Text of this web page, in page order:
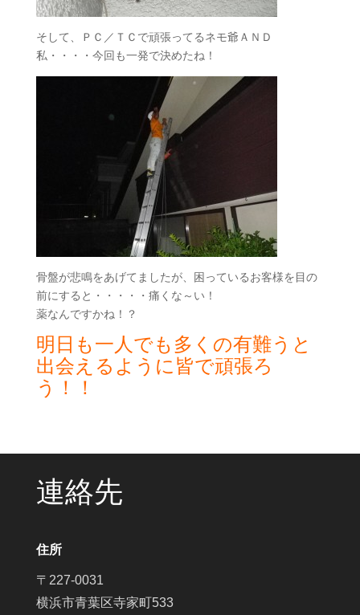
そして、ＰＣ／ＴＣで頑張ってるネモ爺ＡＮＤ
私・・・・今回も一発で決めたね！
骨盤が悲鳴をあげてましたが、困っているお客様を目の
前にすると・・・・・痛くな～い！
薬なんですかね！？
明日も一人でも多くの有難うと
出会えるように皆で頑張ろ
う！！
連絡先
住所
〒227-0031
横浜市青葉区寺家町533